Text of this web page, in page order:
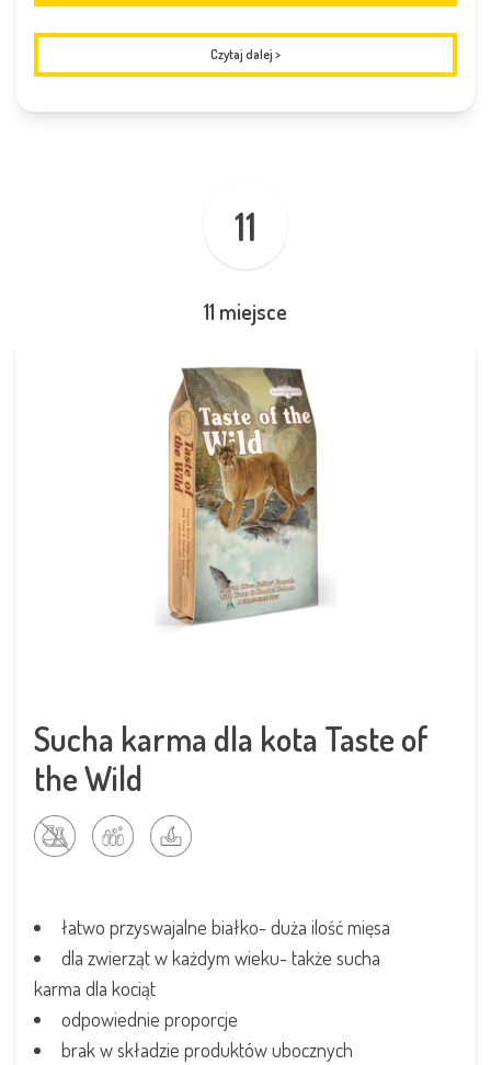
Czytaj dalej >
11
11 miejsce
Sucha karma dla kota Taste of
the Wild
łatwo przyswajalne białko- duża ilość mięsa
dla zwierząt w każdym wieku- także sucha
karma dla kociąt
odpowiednie proporcje
brak w składzie produktów ubocznych